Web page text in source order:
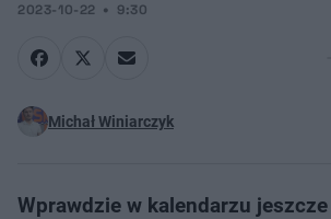
2023-10-22 9:30
Michał Winiarczyk
Wprawdzie w kalendarzu